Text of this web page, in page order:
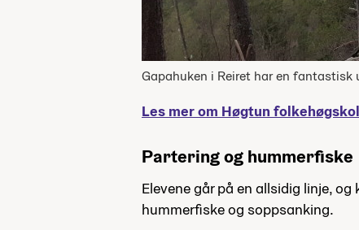
Gapahuken i Reiret har en fantastisk
Les mer om Høgtun
Partering og hummerfiske
Elevene går på en allsidig linje,
hummerfiske og soppsanking.